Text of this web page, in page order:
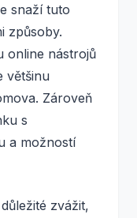
snaží tuto
způsoby.
online nástrojů
většinu
Zároveň
s
a možností
zvážit,